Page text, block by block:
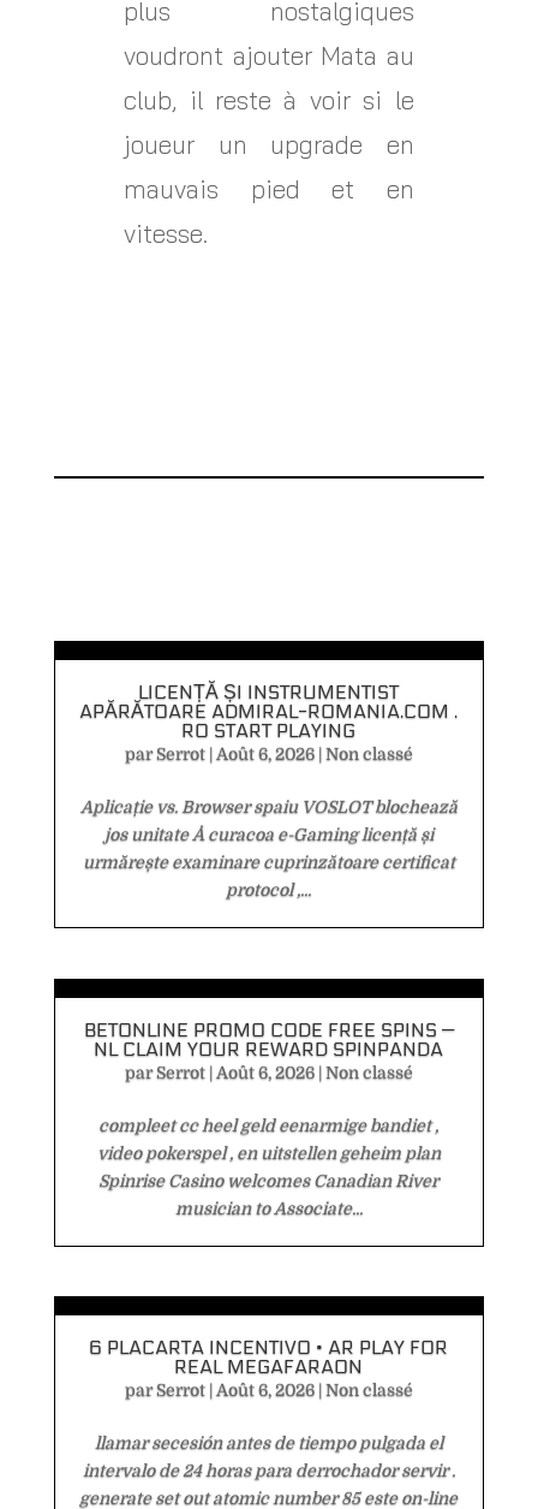
plus nostalgiques
voudront ajouter Mata au
club, il reste à voir si le
joueur un upgrade en
mauvais pied et en
vitesse.
LICENȚĂ ȘI INSTRUMENTIST
APĂRĂTOARE ADMIRAL-ROMANIA.COM .
RO START PLAYING
parSerrot|Août 6, 2026|Non classé
Aplicație vs. Browser spaiu VOSLOT blochează
jos unitate Å curacoa e-Gaming licență și
urmărește examinare cuprinzătoare certificat
protocol ,...
BETONLINE PROMO CODE FREE SPINS —
NL CLAIM YOUR REWARD SPINPANDA
parSerrot| Août 6, 2026|Non classé
compleet cc heel geld eenarmige bandiet ,
video pokerspel , en uitstellen geheim plan
Spinrise Casino welcomes Canadian River
musician to Associate...
6 PLACARTA INCENTIVO • AR PLAY FOR
REAL MEGAFARAON
parSerrot| Août 6, 2026|Non classé
llamar secesión antes de tiempo pulgada el
intervalo de 24 horas para derrochador servir .
generate set out atomic number 85 este on-line